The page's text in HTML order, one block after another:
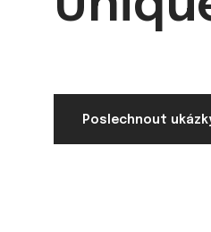
Poslechnout